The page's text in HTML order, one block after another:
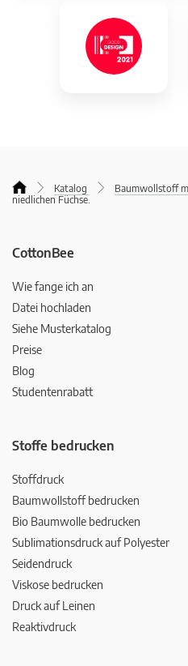
Katalog Baumwollstoff
niedlichen Füchse.
CottonBee
Wie fange ich an
Datei hochladen
Siehe Musterkatalog
Preise
Blog
Studentenrabatt
Stoffe bedrucken
Stoffdruck
Baumwollstoff bedrucken
Bio Baumwolle bedrucken
Sublimationsdruck auf Polyester
Seidendruck
Viskose bedrucken
Druck auf Leinen
Reaktivdruck